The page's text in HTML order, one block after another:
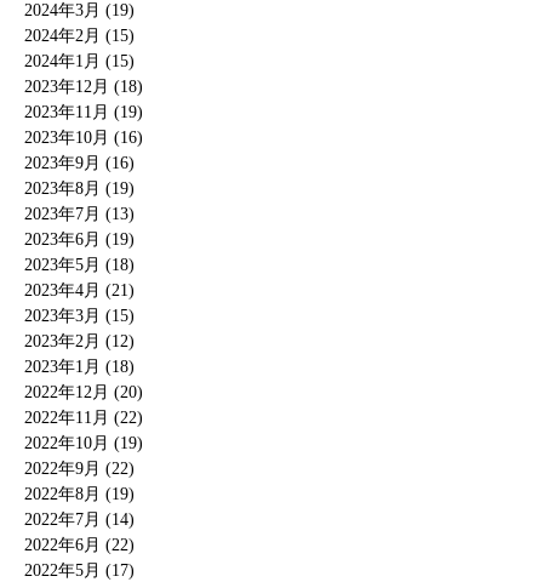
2024年3月 (19)
2024年2月 (15)
2024年1月 (15)
2023年12月 (18)
2023年11月 (19)
2023年10月 (16)
2023年9月 (16)
2023年8月 (19)
2023年7月 (13)
2023年6月 (19)
2023年5月 (18)
2023年4月 (21)
2023年3月 (15)
2023年2月 (12)
2023年1月 (18)
2022年12月 (20)
2022年11月 (22)
2022年10月 (19)
2022年9月 (22)
2022年8月 (19)
2022年7月 (14)
2022年6月 (22)
2022年5月 (17)